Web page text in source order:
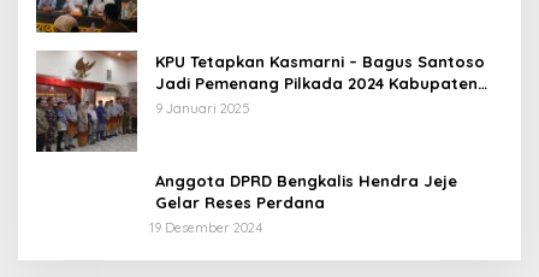
KPU Tetapkan Kasmarni – Bagus Santoso
Jadi Pemenang Pilkada 2024 Kabupaten
Bengkalis
9 Januari 2025
Anggota DPRD Bengkalis Hendra Jeje
Gelar Reses Perdana
19 Desember 2024